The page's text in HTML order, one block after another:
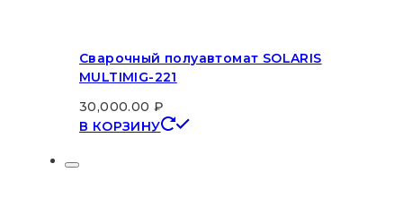
Сварочный полуавтомат SOLARIS
MULTIMIG-221
30,000.00₽
В КОРЗИНУ